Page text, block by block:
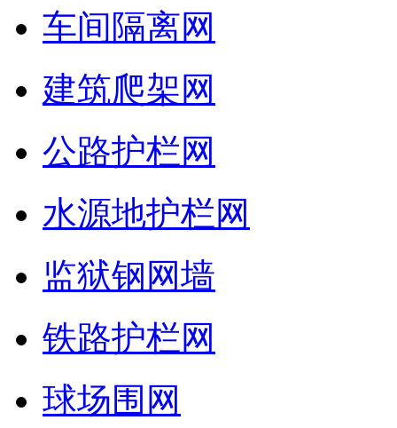
车间隔离网
建筑爬架网
公路护栏网
水源地护栏网
监狱钢网墙
铁路护栏网
球场围网